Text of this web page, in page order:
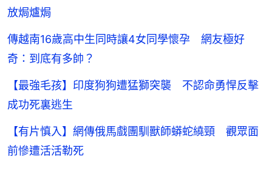
放焗爐焗
傳越南16歲高中生同時讓4女同學懷孕 網友極好
奇：到底有多帥？
【最強毛孩】印度狗狗遭猛獅突襲 不認命勇悍反擊
成功死裏逃生
【有片慎入】網傳俄馬戲團馴獸師蟒蛇繞頸 觀眾面
前慘遭活活勒死